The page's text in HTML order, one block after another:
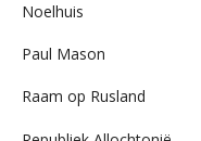
Noelhuis
Paul Mason
Raam op Rusland